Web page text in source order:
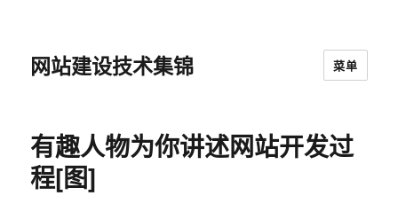
网站建设技术集锦 菜单
有趣人物为你讲述网站开发过
程[图]